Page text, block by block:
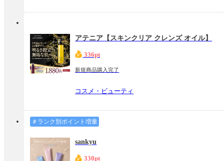
アテニア【スキンクリア クレンズ オイル】
336pt
新規商品購入完了
コスメ・ビューティ
＃ランク別ポイント増量
sankyu
330pt